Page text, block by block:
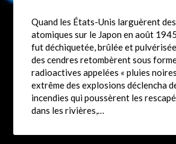
Quand les États-Unis larguèrent
atomiques sur le Japon en août
fut déchiquetée, brûlée et
des cendres retombèrent sous
radioactives appelées « pluies
extrême des explosions déclencha
incendies qui poussèrent les
dans les rivières,…